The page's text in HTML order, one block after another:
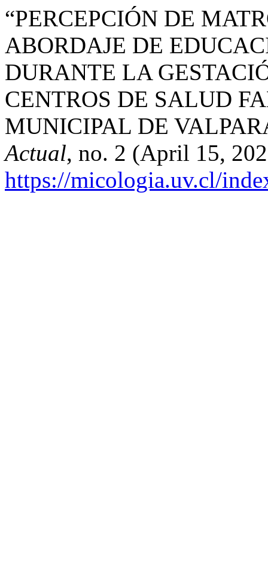
“PERCEPCIÓN DE
ABORDAJE DE
DURANTE LA
CENTROS DE SALUD
MUNICIPAL DE
Actual, no. 2 (April 15,
https://micologia.uv.cl/